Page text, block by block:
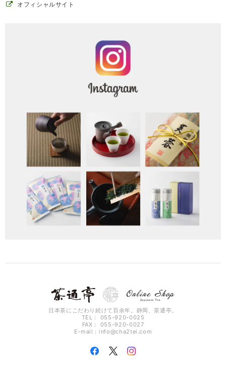
オフィシャルサイト
日本茶にこだわり続けて百余年。静岡、茶通亭。
TEL： 055-920-0025
FAX： 055-920-0027
E-mail： info@cha2tei.com